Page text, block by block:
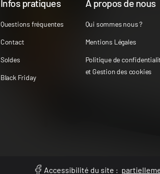
Infos pratiques
Questions fréquentes
Contact
Soldes
Black Friday
À propos de nous
Qui sommes nous ?
Mentions Légales
Politique de
et Gestion des cookies
Accessibilité du site :